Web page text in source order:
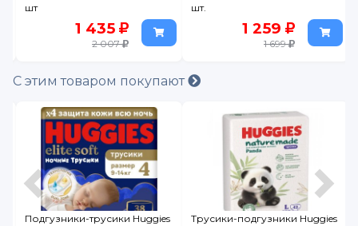
шт
1 435
2 007
шт.
1 259
1 699
С этим товаром покупают
Подгузники-трусики Huggies
Трусики-подгузники Huggies